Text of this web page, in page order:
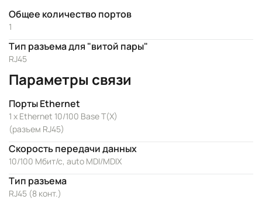
Общее количество портов
1
Тип разъема для "витой пары"
RJ45
Параметры связи
Порты Ethernet
1 x Ethernet 10/100 Base T(X)
(разъем RJ45)
Скорость передачи данных
10/100 Мбит/с, auto MDI/MDIX
Тип разъема
RJ45 (8 конт.)